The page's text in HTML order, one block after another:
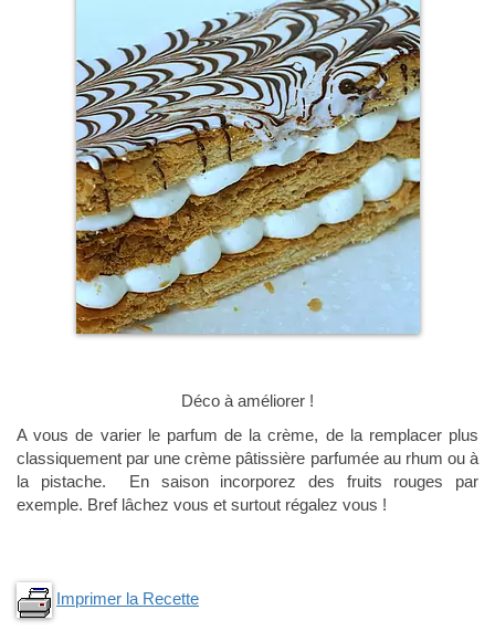
Déco à améliorer !
A vous de varier le parfum de la crème, de la remplacer plus
classiquement par une crème pâtissière parfumée au rhum ou à
la pistache. En saison incorporez des fruits rouges par
exemple. Bref lâchez vous et surtout régalez vous !
Imprimer la Recette